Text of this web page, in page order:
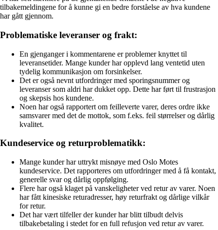
tilbakemeldingene for å kunne gi en bedre forståelse av hva kundene
har gått gjennom.
Problematiske leveranser og frakt:
En gjenganger i kommentarene er problemer knyttet til
leveransetider. Mange kunder har opplevd lang ventetid uten
tydelig kommunikasjon om forsinkelser.
Det er også nevnt utfordringer med sporingsnummer og
leveranser som aldri har dukket opp. Dette har ført til frustrasjon
og skepsis hos kundene.
Noen har også rapportert om feilleverte varer, deres ordre ikke
samsvarer med det de mottok, som f.eks. feil størrelser og dårlig
kvalitet.
Kundeservice og returproblematikk:
Mange kunder har uttrykt misnøye med Oslo Motes
kundeservice. Det rapporteres om utfordringer med å få kontakt,
generelle svar og dårlig oppfølging.
Flere har også klaget på vanskeligheter ved retur av varer. Noen
har fått kinesiske returadresser, høy returfrakt og dårlige vilkår
for retur.
Det har vært tilfeller der kunder har blitt tilbudt delvis
tilbakebetaling i stedet for en full refusjon ved retur av varer.